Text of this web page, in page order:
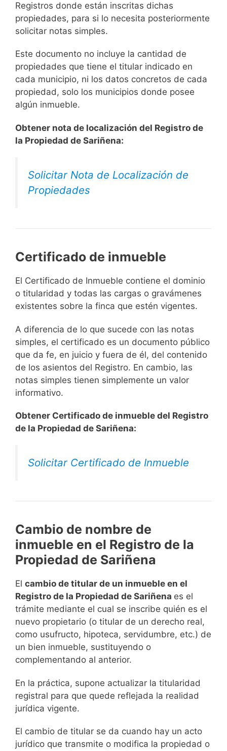
Registros donde están inscritas dichas
propiedades, para si lo necesita posteriormente
solicitar notas simples.
Este documento no incluye la cantidad de
propiedades que tiene el titular indicado en
cada municipio, ni los datos concretos de cada
propiedad, solo los municipios donde posee
algún inmueble.
Obtener nota de localización del Registro de
la Propiedad de Sariñena:
Solicitar Nota de Localización de
Propiedades
Certificado de inmueble
El Certificado de Inmueble contiene el dominio
o titularidad y todas las cargas o gravámenes
existentes sobre la finca que estén vigentes.
A diferencia de lo que sucede con las notas
simples, el certificado es un documento público
que da fe, en juicio y fuera de él, del contenido
de los asientos del Registro. En cambio, las
notas simples tienen simplemente un valor
informativo.
Obtener Certificado de inmueble del Registro
de la Propiedad de Sariñena:
Solicitar Certificado de Inmueble
Cambio de nombre de
inmueble en el Registro de la
Propiedad de Sariñena
El cambio de titular de un inmueble en el
Registro de la Propiedad de Sariñena es el
trámite mediante el cual se inscribe quién es el
nuevo propietario (o titular de un derecho real,
como usufructo, hipoteca, servidumbre, etc.) de
un bien inmueble, sustituyendo o
complementando al anterior.
En la práctica, supone actualizar la titularidad
registral para que quede reflejada la realidad
jurídica vigente.
El cambio de titular se da cuando hay un acto
jurídico que transmite o modifica la propiedad o